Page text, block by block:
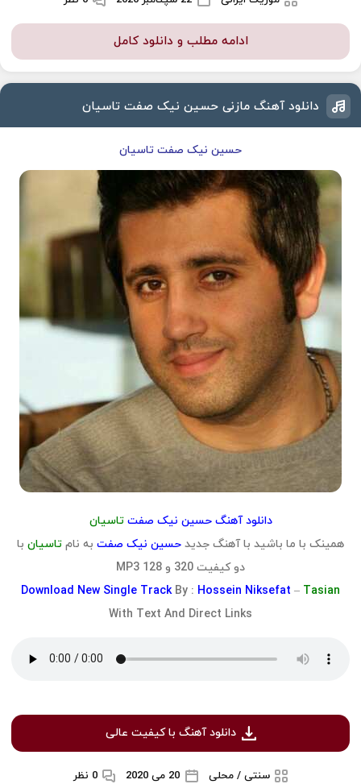
ادامه مطلب و دانلود کامل
دانلود آهنگ مازنی حسین نیک صفت تاسیان
حسین نیک صفت تاسیان
دانلود آهنگ حسین نیک صفت تاسیان
همینک با ما باشید با آهنگ جدید حسین نیک صفت به نام تاسیان با
دو کیفیت 320 و 128 MP3
Download New Single Track By : Hossein Niksefat – Tasian
With Text And Direct Links
دانلود آهنگ با کیفیت عالی
سنتی / محلی 20 می 2020 0 نظر